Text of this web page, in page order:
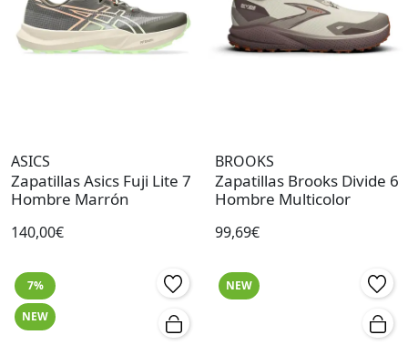
ASICS
Zapatillas Asics Fuji Lite 7
Hombre Marrón
140,00€
BROOKS
Zapatillas Brooks Divide 6
Hombre Multicolor
99,69€
7%
NEW
NEW